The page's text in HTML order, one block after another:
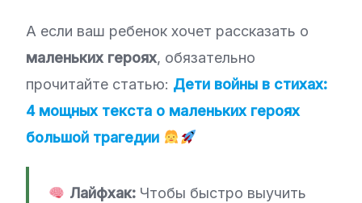
А если ваш ребенок хочет рассказать о
маленьких героях, обязательно
прочитайте статью: Дети войны в стихах:
4 мощных текста о маленьких героях
большой трагедии
Лайфхак:Чтобы быстро выучить